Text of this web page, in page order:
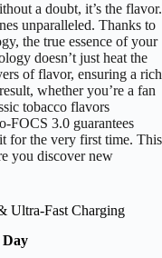
a doubt, it’s the flavor.
unparalleled. Thanks to
the true essence of your
doesn’t just heat the
of flavor, ensuring a rich
whether you’re a fan
tobacco flavors
FOCS 3.0 guarantees
for the very first time. This
you discover new
Ultra-Fast Charging
Day